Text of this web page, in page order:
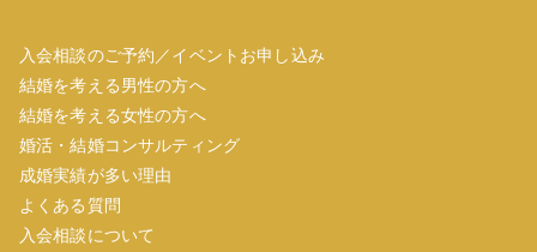
入会相談のご予約／イベントお申し込み
結婚を考える男性の方へ
結婚を考える女性の方へ
婚活・結婚コンサルティング
成婚実績が多い理由
よくある質問
入会相談について